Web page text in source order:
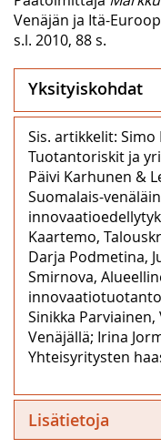
Venäjän ja Itä-
s.l. 2010, 88 s.
Yksityiskohdat
Sis. artikkelit:
Tuotantoriskit ja
Päivi Karhunen &
Suomalais-
Kaartemo,
Darja Podmetina,
Smirnova,
Sinikka
Venäjällä; Irina
Yhteisyritysten
Lisätietoja